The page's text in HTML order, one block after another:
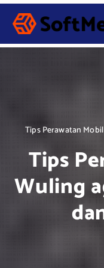
S
p
Tips Perawatan
Tips
Wuling